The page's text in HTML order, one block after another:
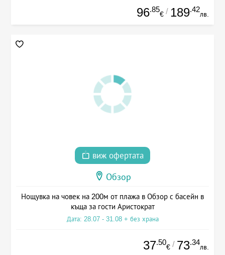
96.85
€ / 189.42
лв.
виж офертата
Обзор
Нощувка на човек на 200м от плажа в Обзор с басейн в
къща за гости Аристократ
Дата: 28.07 - 31.08 + без храна
37.50
€ / 73.34
лв.